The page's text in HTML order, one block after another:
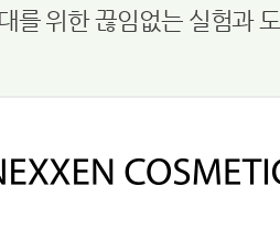
를 위한 끊임없는 실험과